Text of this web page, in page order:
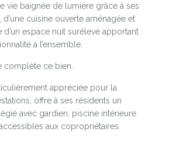
vie baignée de lumière grâce à ses
d’une cuisine ouverte aménagée et
d’un espace nuit surélevé apportant
à l’ensemble.
complète ce bien.
appréciée pour la
offre à ses résidents un
avec gardien, piscine intérieure
aux copropriétaires.